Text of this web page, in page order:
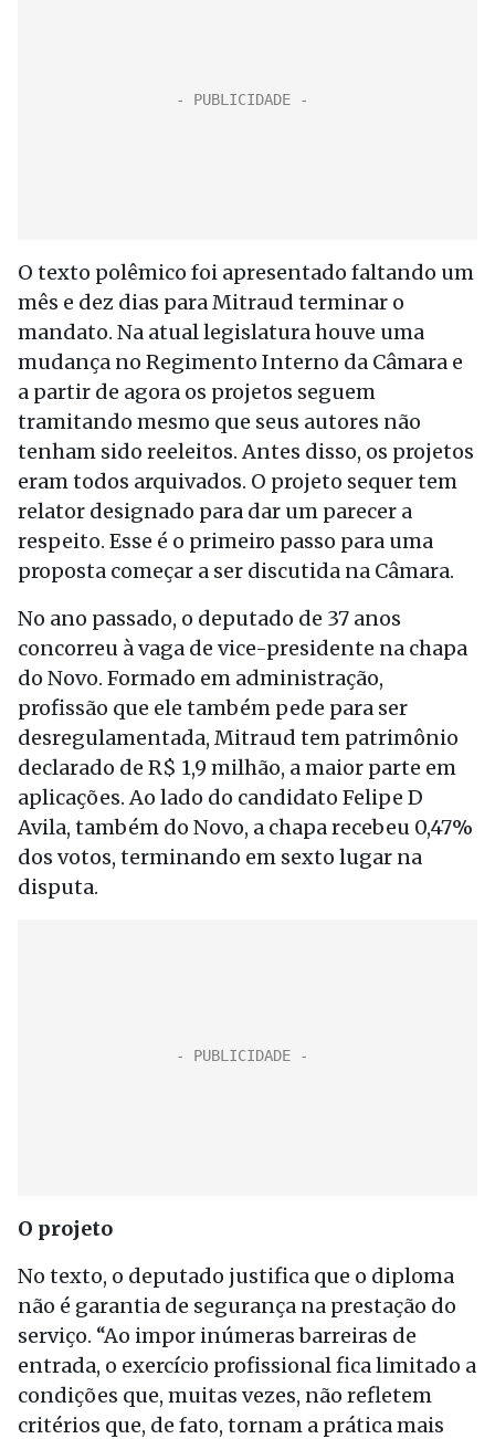
O texto polêmico foi apresentado faltando um
mês e dez dias para Mitraud terminar o
mandato. Na atual legislatura houve uma
mudança no Regimento Interno da Câmara e
a partir de agora os projetos seguem
tramitando mesmo que seus autores não
tenham sido reeleitos. Antes disso, os projetos
eram todos arquivados. O projeto sequer tem
relator designado para dar um parecer a
respeito. Esse é o primeiro passo para uma
proposta começar a ser discutida na Câmara.
No ano passado, o deputado de 37 anos
concorreu à vaga de vice-presidente na chapa
do Novo. Formado em administração,
profissão que ele também pede para ser
desregulamentada, Mitraud tem patrimônio
declarado de R$ 1,9 milhão, a maior parte em
aplicações. Ao lado do candidato Felipe D
Avila, também do Novo, a chapa recebeu 0,47%
dos votos, terminando em sexto lugar na
disputa.
O projeto
No texto, o deputado justifica que o diploma
não é garantia de segurança na prestação do
serviço. “Ao impor inúmeras barreiras de
entrada, o exercício profissional fica limitado a
condições que, muitas vezes, não refletem
critérios que, de fato, tornam a prática mais